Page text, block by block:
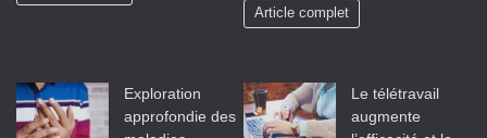
Article complet
Exploration
approfondie des
Le télétravail
augmente